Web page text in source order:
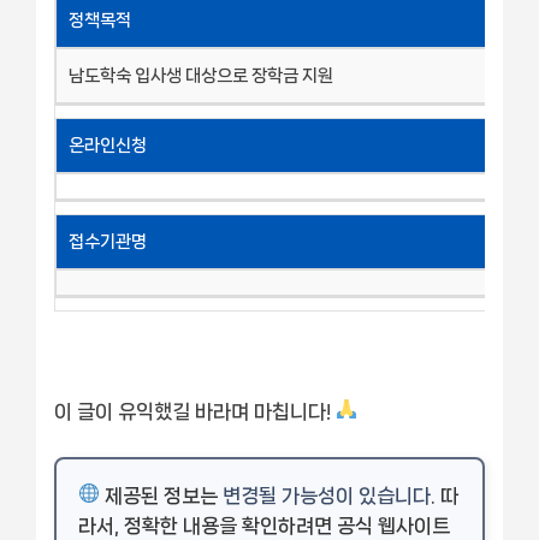
정책목적
남도학숙 입사생 대상으로 장학금 지원
온라인신청
접수기관명
이 글이 유익했길 바라며 마칩니다!
제공된 정보는 변경될 가능성이 있습니다 . 따
라서, 정확한 내용을 확인하려면 공식 웹사이트